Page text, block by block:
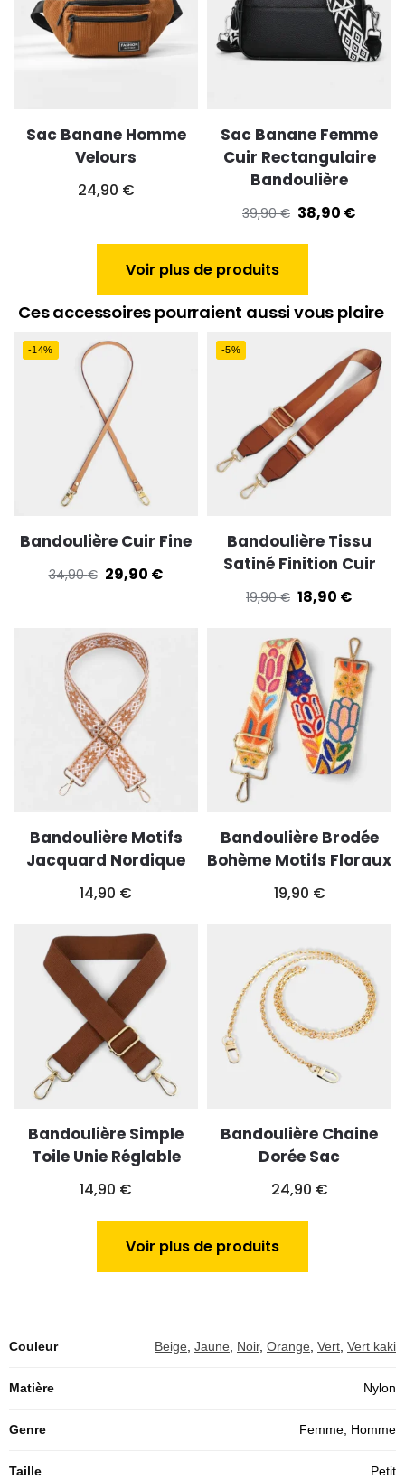
Sac Banane Homme
Velours
24,90 €
Sac Banane Femme
Cuir Rectangulaire
Bandoulière
39,90€ 38,90 €
Voir plus de produits
Ces accessoires pourraient aussi vous plaire
-14%
Bandoulière Cuir Fine
34,90€ 29,90 €
-5%
Bandoulière Tissu
Satiné Finition Cuir
19,90€ 18,90 €
Bandoulière Motifs
Jacquard Nordique
14,90 €
Bandoulière Brodée
Bohème Motifs Floraux
19,90 €
Bandoulière Simple
Toile Unie Réglable
14,90 €
Bandoulière Chaine
Dorée Sac
24,90 €
Voir plus de produits
Couleur Beige, Jaune, Noir, Orange, Vert, Vert kaki
Matière Nylon
Genre Femme, Homme
Taille Petit